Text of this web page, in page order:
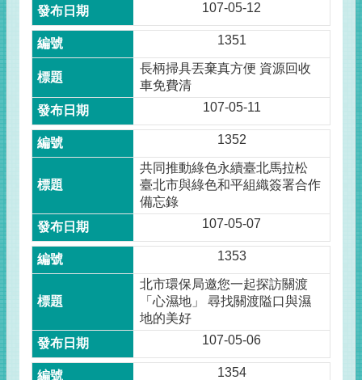
107-05-12
1351
長柄掃具丟棄真方便 資源回收
車免費清
107-05-11
1352
共同推動綠色永續臺北馬拉松
臺北市與綠色和平組織簽署合作
備忘錄
107-05-07
1353
北市環保局邀您一起探訪關渡
「心濕地」 尋找關渡隘口與濕
地的美好
107-05-06
1354